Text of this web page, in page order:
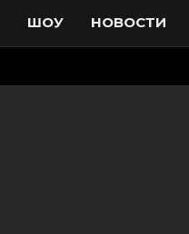
ШОУ НОВОСТИ